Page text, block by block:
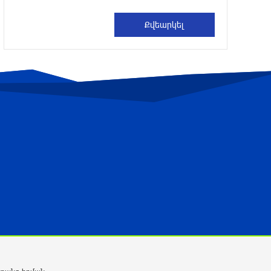
ամյա տղամարդը այրվածքներով
տեղափոխվել է «Այրվածքաբանության
Սլովակիայի արևելքում արտակարգ
դրություն է հայտարարվել շոգի
մարզիչը կգլխավորի Ղազախստանի